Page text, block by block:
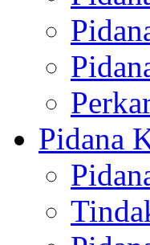
Pidana